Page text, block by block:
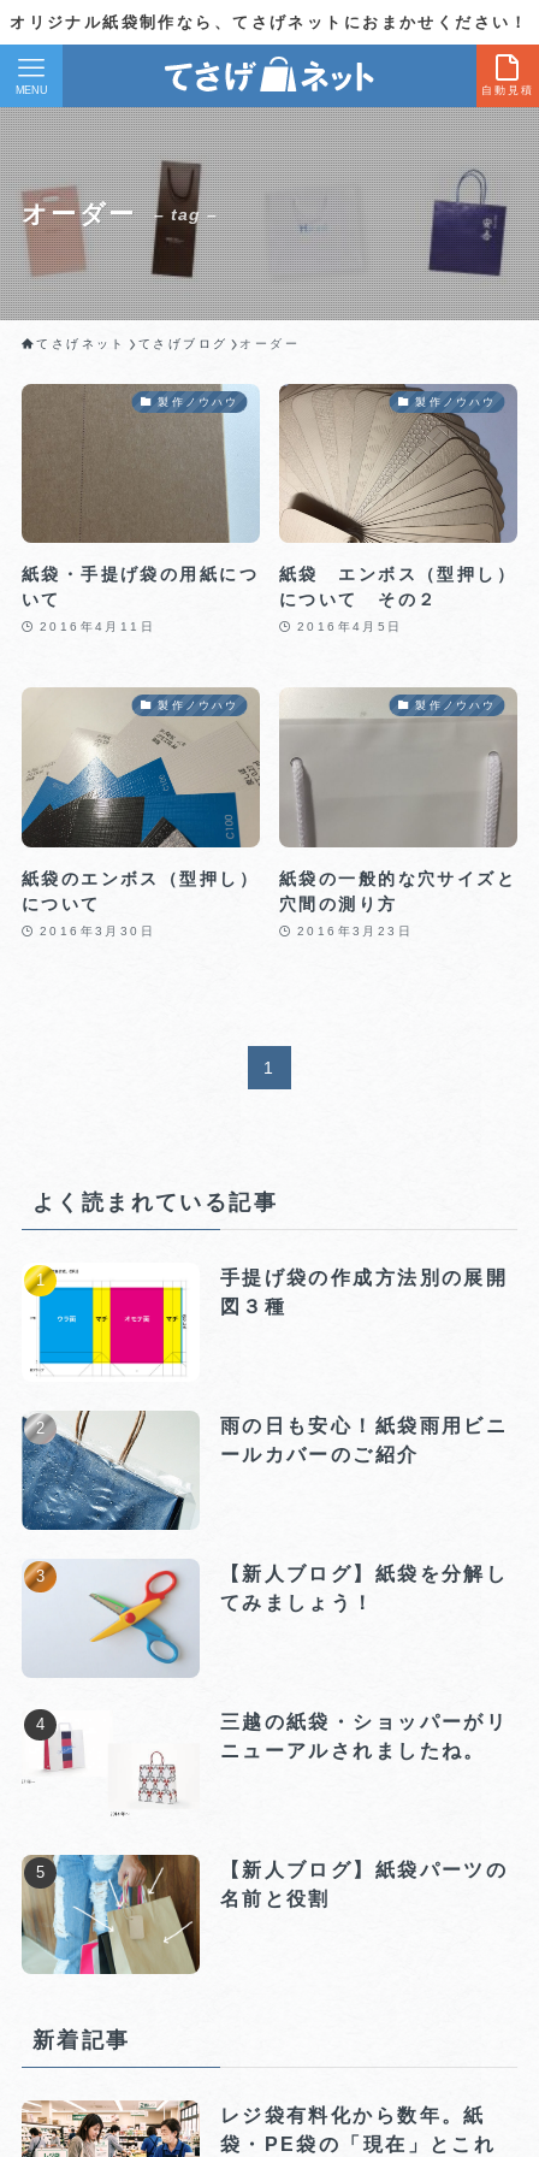
オリジナル紙袋制作なら、てさげネットにおまかせください！
自動見積
MENU
オーダー – tag –
てさげネット てさげブログ オーダー
製作ノウハウ
紙袋・手提げ袋の用紙につ
いて
2016年4月11日
製作ノウハウ
紙袋 エンボス（型押し）
について その２
2016年4月5日
製作ノウハウ
紙袋のエンボス（型押し）
について
2016年3月30日
製作ノウハウ
紙袋の一般的な穴サイズと
穴間の測り方
2016年3月23日
1
よく読まれている記事
手提げ袋の作成方法別の展開
図３種
雨の日も安心！紙袋雨用ビニ
ールカバーのご紹介
【新人ブログ】紙袋を分解し
てみましょう！
三越の紙袋・ショッパーがリ
ニューアルされましたね。
【新人ブログ】紙袋パーツの
名前と役割
新着記事
レジ袋有料化から数年。紙
袋・PE袋の「現在」とこれ